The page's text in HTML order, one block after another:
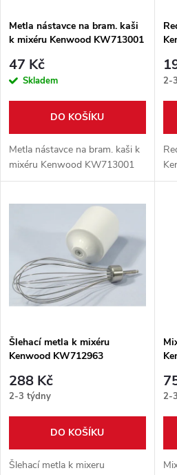
p
r
o
d
u
k
ů
s
p
r
d
u
ů
Metla nástavce na bram. kaši
k mixéru Kenwood KW713001
47 Kč
Skladem
DO KOŠÍKU
Metla nástavce na bram. kaši k
mixéru Kenwood KW713001
2-
Šlehací metla k mixéru
Kenwood KW712963
288 Kč
2-3 týdny
DO KOŠÍKU
Šlehací metla k mixeru
2-